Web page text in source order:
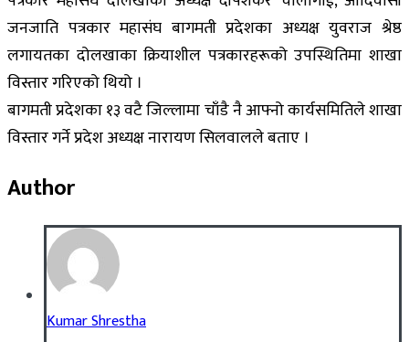
जनजाति पत्रकार महासंघ बागमती प्रदेशका अध्यक्ष युवराज श्रेष्ठ
लगायतका दोलखाका क्रियाशील पत्रकारहरूको उपस्थितिमा शाखा
विस्तार गरिएको थियो ।
बागमती प्रदेशका १३ वटै जिल्लामा चाँडै नै आफ्नो कार्यसमितिले शाखा
विस्तार गर्ने प्रदेश अध्यक्ष नारायण सिलवालले बताए ।
Author
Kumar Shrestha